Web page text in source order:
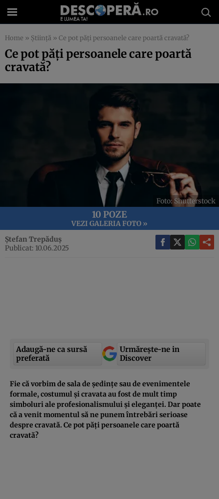
Home » Știință » Ce pot păți persoanele care poartă cravată?
Ce pot păți persoanele care poartă
cravată?
Foto: Shutterstock
10 POZE
VEZI GALERIA FOTO »
Ștefan Trepăduș
Publicat: 10.06.2025
Adaugă-ne ca sursă
preferată
Urmărește-ne in
Discover
Fie că vorbim de sala de ședințe sau de evenimentele
formale, costumul și cravata au fost de mult timp
simboluri ale profesionalismului și eleganței. Dar poate
că a venit momentul să ne punem întrebări serioase
despre cravată. Ce pot păți persoanele care poartă
cravată?